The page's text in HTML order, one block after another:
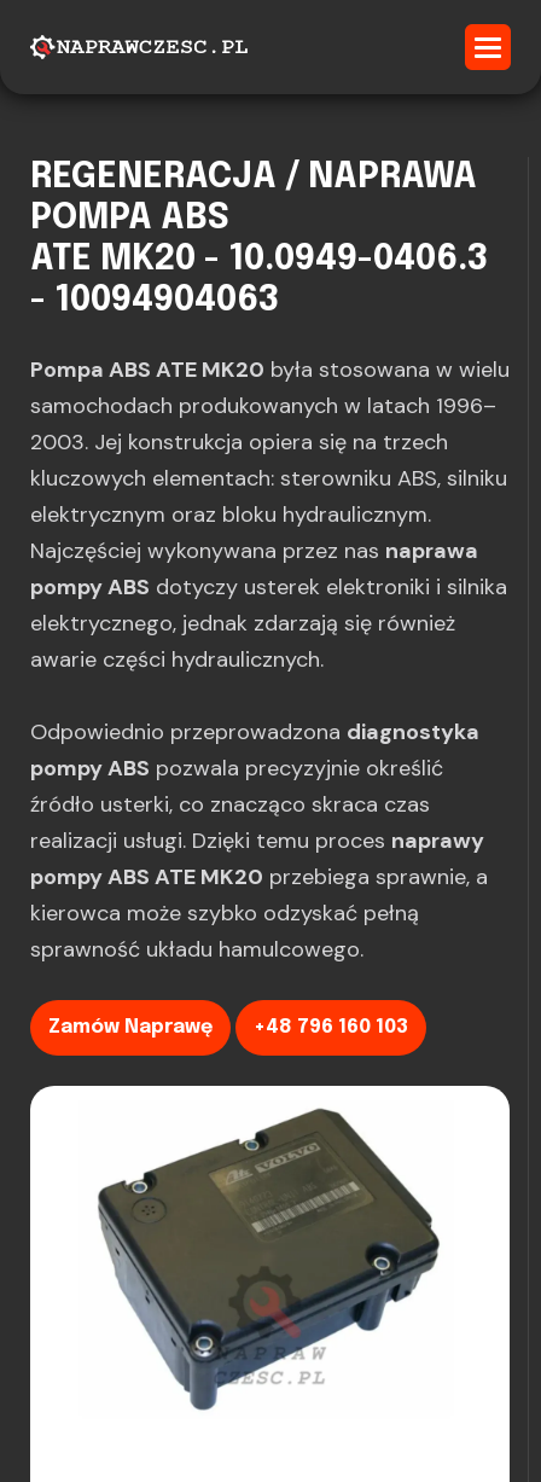
REGENERACJA / NAPRAWA
POMPA ABS
ATE MK20 - 10.0949-0406.3
- 10094904063
Pompa ABS ATE MK20 była stosowana w wielu
samochodach produkowanych w latach 1996–
2003. Jej konstrukcja opiera się na trzech
kluczowych elementach: sterowniku ABS, silniku
elektrycznym oraz bloku hydraulicznym.
Najczęściej wykonywana przez nas naprawa
pompy ABS dotyczy usterek elektroniki i silnika
elektrycznego, jednak zdarzają się również
awarie części hydraulicznych.
Odpowiednio przeprowadzona diagnostyka
pompy ABS pozwala precyzyjnie określić
źródło usterki, co znacząco skraca czas
realizacji usługi. Dzięki temu proces naprawy
pompy ABS ATE MK20 przebiega sprawnie, a
kierowca może szybko odzyskać pełną
sprawność układu hamulcowego.
Zamów Naprawę +48 796 160 103